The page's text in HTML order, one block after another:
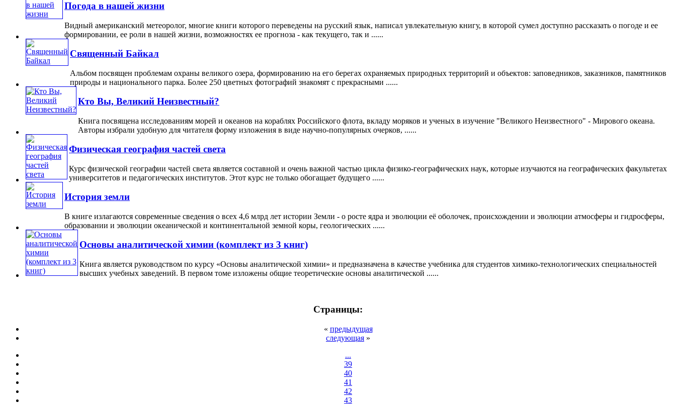
Погода в нашей жизни
Видный американский метеоролог, многие книги которого переведены на русский язык, написал увлекательную книгу, в которой сумел доступно рассказать о погоде и ее
формировании, ее роли в нашей жизни, возможностях ее прогноза - как текущего, так и ......
Священный Байкал
Альбом посвящен проблемам охраны великого озера, формированию на его берегах охраняемых природных территорий и объектов: заповедников, заказников, памятников
природы и национального парка. Более 250 цветных фотографий знакомят с прекрасными ......
Кто Вы, Великий Неизвестный?
Книга посвящена исследованиям морей и океанов на кораблях Российского флота, вкладу моряков и ученых в изучение "Великого Неизвестного" - Мирового океана.
Авторы избрали удобную для читателя форму изложения в виде научно-популярных очерков, ......
Физическая география частей света
Курс физической географии частей света является составной и очень важной частью цикла физико-географических наук, которые изучаются на географических факультетах
университетов и педагогических институтов. Этот курс не только обогащает будущего ......
История земли
В книге излагаются современные сведения о всех 4,6 млрд лет истории Земли - о росте ядра и эволюции её оболочек, происхождении и эволюции атмосферы и гидросферы,
образовании и эволюции океанической и континентальной земной коры, геологических ......
Основы аналитической химии (комплект из 3 книг)
Книга является руководством по курсу «Основы аналитической химии» и предназначена в качестве учебника для студентов химико-технологических специальностей
высших учебных заведений. В первом томе изложены общие теоретические основы аналитической ......
Страницы:
« предыдущая
следующая »
...
39
40
41
42
43